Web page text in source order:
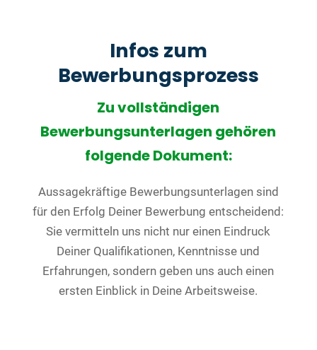
Infos zum
Bewerbungsprozess
Zu vollständigen
Bewerbungsunterlagen gehören
folgende Dokument:
Aussagekräftige Bewerbungsunterlagen sind
für den Erfolg Deiner Bewerbung entscheidend:
Sie vermitteln uns nicht nur einen Eindruck
Deiner Qualifikationen, Kenntnisse und
Erfahrungen, sondern geben uns auch einen
ersten Einblick in Deine Arbeitsweise.